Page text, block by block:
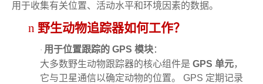
用于收集有关位置、活动水平和环境因素的数据。
n 野生动物追踪器如何工作？
· 用于位置跟踪的 GPS 模块：
大多数野生动物跟踪器的核心组件是 GPS 单元，
它与卫星通信以确定动物的位置。 GPS 定期记录